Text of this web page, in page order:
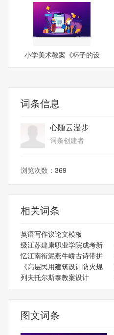
小学美术教案《杯子的设
词条信息
心随云漫步
词条创建者
浏览次数： 369
相关词条
英语写作议论文模板
级江苏建康职业学院成考新
忆江南衔泥燕牛峤古诗带拼
《高层民用建筑设计防火规
列夫托尔斯泰教案设计
图文词条